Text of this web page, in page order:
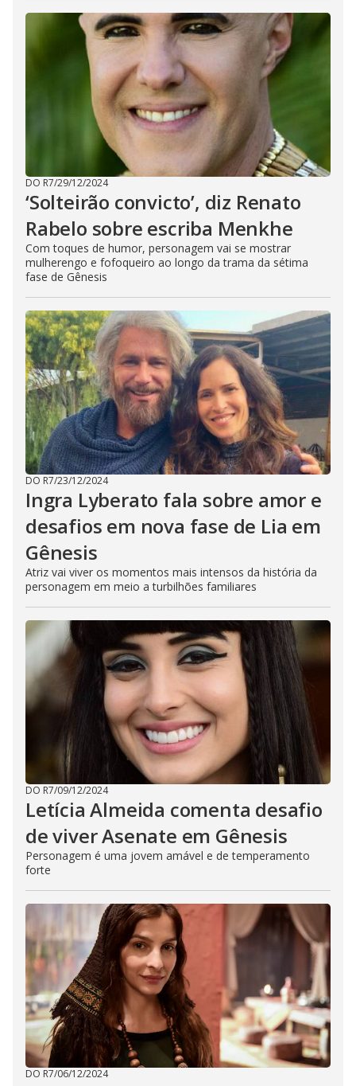
DO R7/29/12/2024
‘Solteirão convicto’, diz Renato
Rabelo sobre escriba Menkhe
Com toques de humor, personagem vai se mostrar
mulherengo e fofoqueiro ao longo da trama da sétima
fase de Gênesis
DO R7/23/12/2024
Ingra Lyberato fala sobre amor e
desafios em nova fase de Lia em
Gênesis
Atriz vai viver os momentos mais intensos da história da
personagem em meio a turbilhões familiares
DO R7/09/12/2024
Letícia Almeida comenta desafio
de viver Asenate em Gênesis
Personagem é uma jovem amável e de temperamento
forte
DO R7/06/12/2024